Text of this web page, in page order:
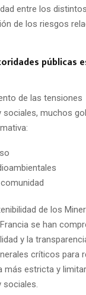
entre los
de los riesgos
públicas
de las tensiones
sociales, muchos
de los
se han
y la
críticos para
más estricta y
sociales.